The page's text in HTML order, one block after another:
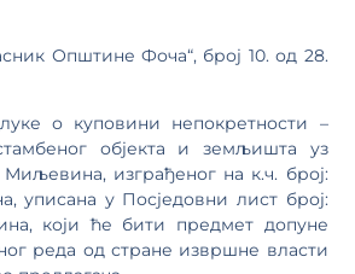
Општине Фоча“, број 10. од 28.
о куповини непокретности –
објекта и земљишта уз
изграђеног на к.ч. број:
уписана у Посједовни лист број:
који ће бити предмет допуне
реда од стране извршне власти